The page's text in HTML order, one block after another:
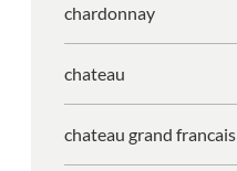
chardonnay
chateau
chateau grand francais